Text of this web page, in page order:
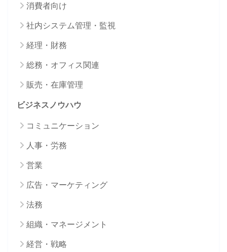
消費者向け
社内システム管理・監視
経理・財務
総務・オフィス関連
販売・在庫管理
ビジネスノウハウ
コミュニケーション
人事・労務
営業
広告・マーケティング
法務
組織・マネージメント
経営・戦略